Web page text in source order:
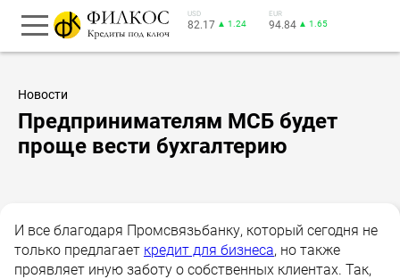
USD
82.17 ▲ 1.24
EUR
94.84 ▲ 1.65
Новости
Предпринимателям МСБ будет
проще вести бухгалтерию
И все благодаря Промсвязьбанку, который сегодня не
только предлагает кредит для бизнеса, но также
проявляет иную заботу о собственных клиентах. Так,